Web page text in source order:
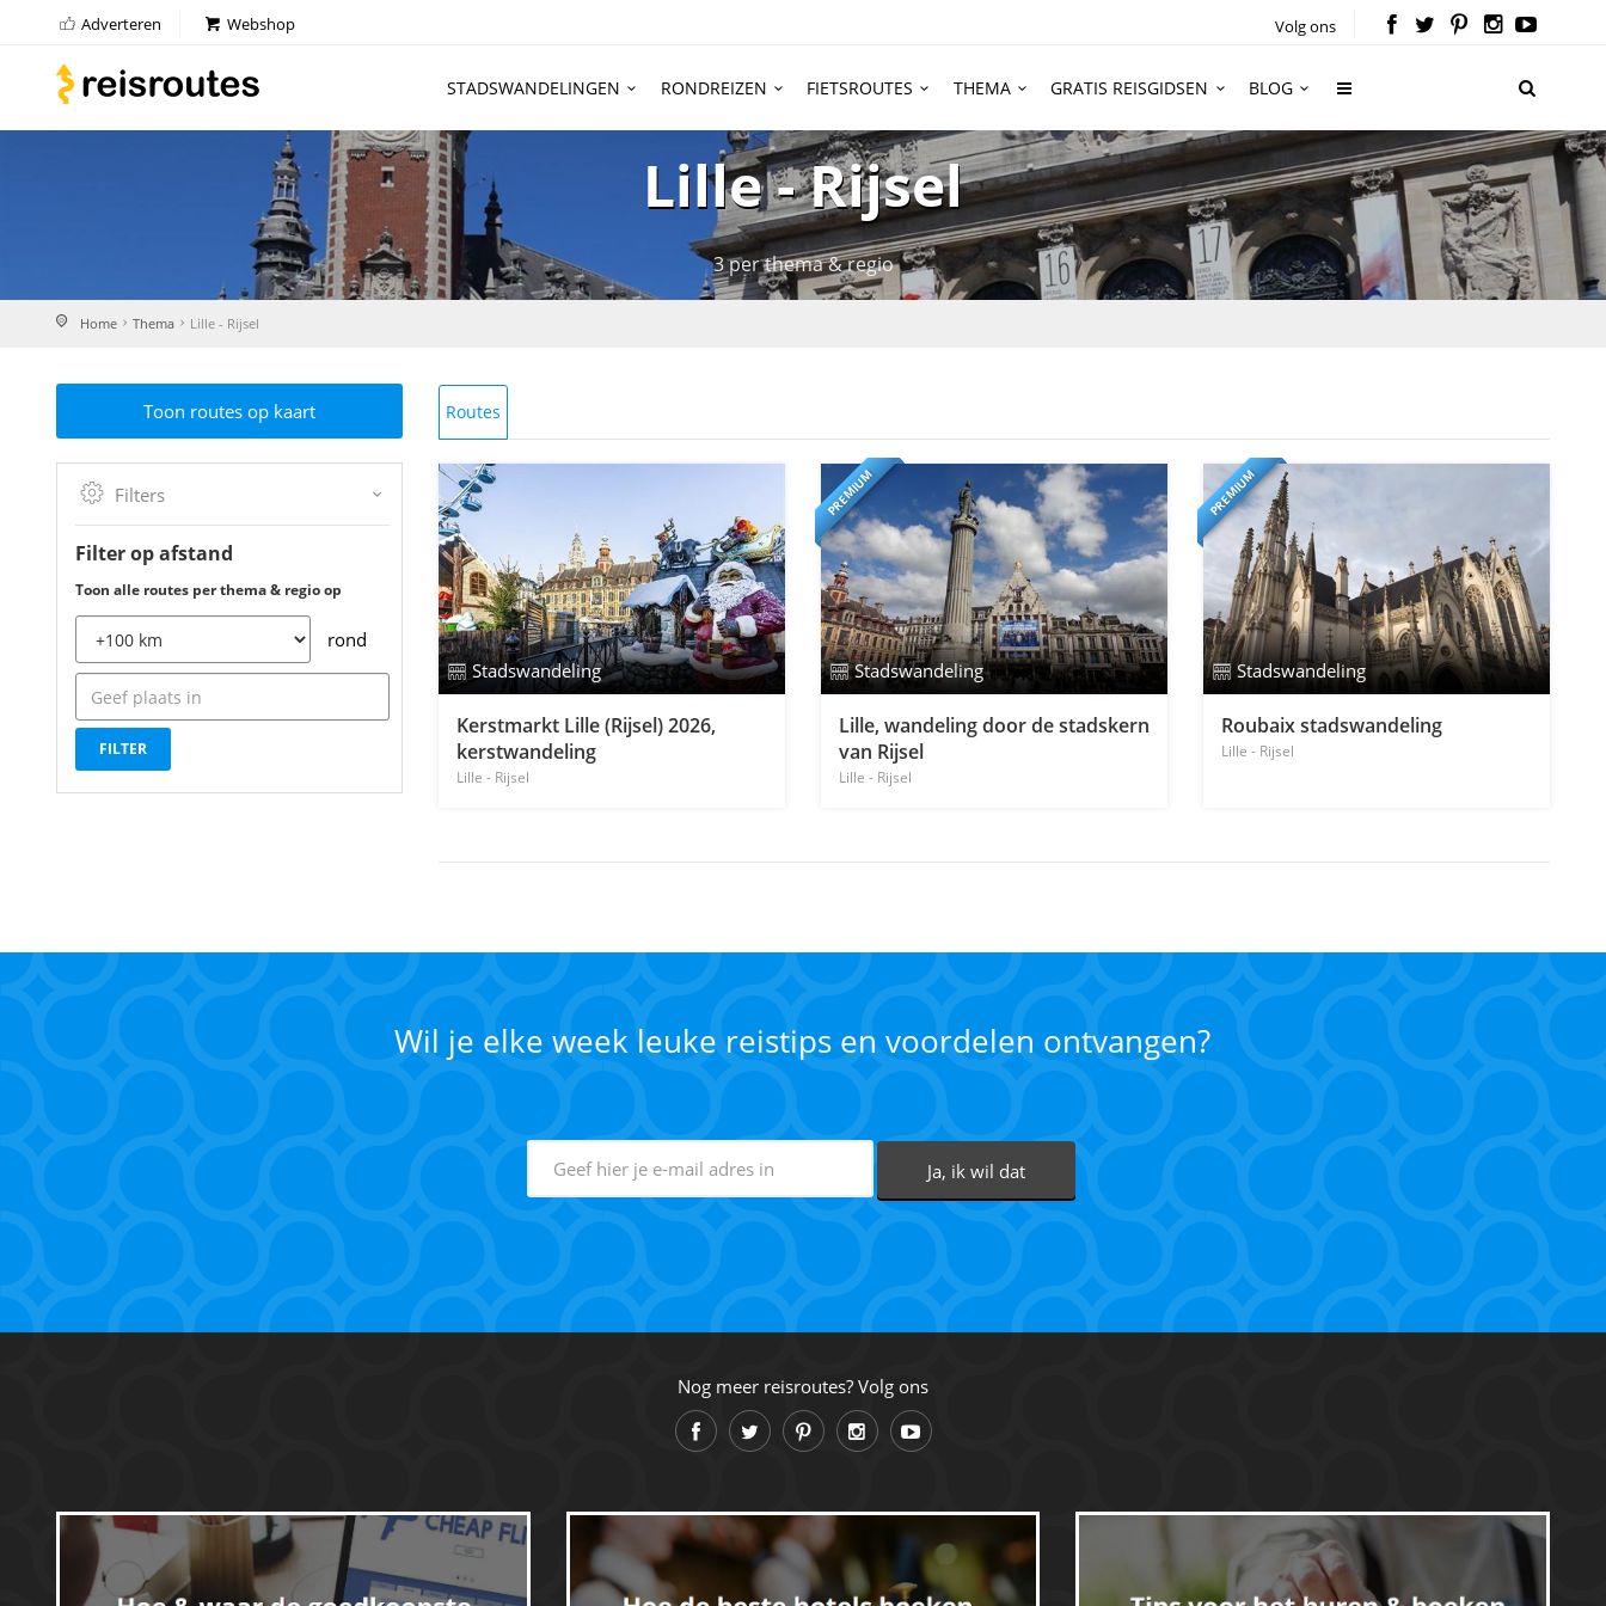
Adverteren Webshop Volg ons
STADSWANDELINGEN RONDREIZEN FIETSROUTES THEMA GRATIS REISGIDSEN BLOG
Lille - Rijsel
3 per thema & regio
Home Thema Lille - Rijsel
Toon routes op kaart
Filters
Filter op afstand
Toon alle routes per thema & regio op
rond
Routes
Stadswandeling
Kerstmarkt Lille (Rijsel) 2026,
kerstwandeling
Lille - Rijsel
PREMIUM
Stadswandeling
Lille, wandeling door de stadskern
van Rijsel
Lille - Rijsel
PREMIUM
Stadswandeling
Roubaix stadswandeling
Lille - Rijsel
Wil je elke week leuke reistips en voordelen ontvangen?
Nog meer reisroutes? Volg ons